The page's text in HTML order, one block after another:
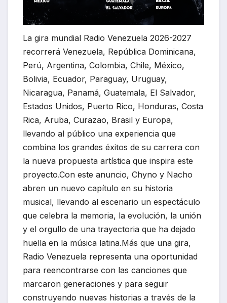
La gira mundial Radio Venezuela 2026-2027
recorrerá Venezuela, República Dominicana,
Perú, Argentina, Colombia, Chile, México,
Bolivia, Ecuador, Paraguay, Uruguay,
Nicaragua, Panamá, Guatemala, El Salvador,
Estados Unidos, Puerto Rico, Honduras, Costa
Rica, Aruba, Curazao, Brasil y Europa,
llevando al público una experiencia que
combina los grandes éxitos de su carrera con
la nueva propuesta artística que inspira este
proyecto.Con este anuncio, Chyno y Nacho
abren un nuevo capítulo en su historia
musical, llevando al escenario un espectáculo
que celebra la memoria, la evolución, la unión
y el orgullo de una trayectoria que ha dejado
huella en la música latina.Más que una gira,
Radio Venezuela representa una oportunidad
para reencontrarse con las canciones que
marcaron generaciones y para seguir
construyendo nuevas historias a través de la